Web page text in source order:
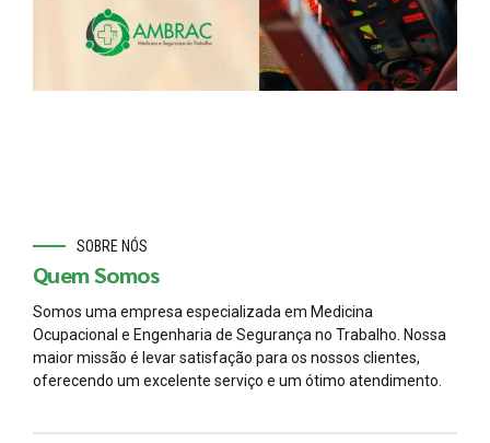
SOBRE NÓS
Quem Somos
Somos uma empresa especializada em Medicina
Ocupacional e Engenharia de Segurança no Trabalho. Nossa
maior missão é levar satisfação para os nossos clientes,
oferecendo um excelente serviço e um ótimo atendimento.